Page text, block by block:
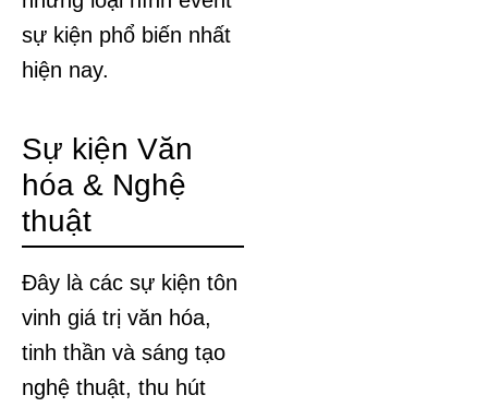
sự kiện phổ biến nhất
hiện nay.
Sự kiện Văn
hóa & Nghệ
thuật
Đây là các sự kiện tôn
vinh giá trị văn hóa,
tinh thần và sáng tạo
nghệ thuật, thu hút